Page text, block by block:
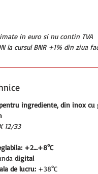
in euro si nu contin TVA
la cursul BNR +1% din ziua
ingrediente, din inox cu
12/33
+2…+8°C
digital
de lucru: +38°C